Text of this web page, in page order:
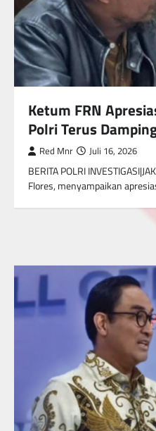
Ketum FRN
Polri Terus
Red Mnr Juli 16, 2026
BERITA POLRI
Flores, menyampaikan